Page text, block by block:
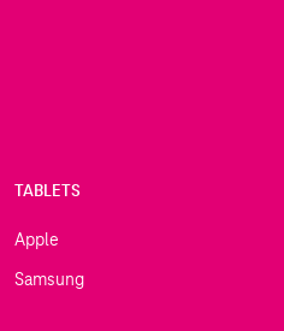
TABLETS
Apple
Samsung